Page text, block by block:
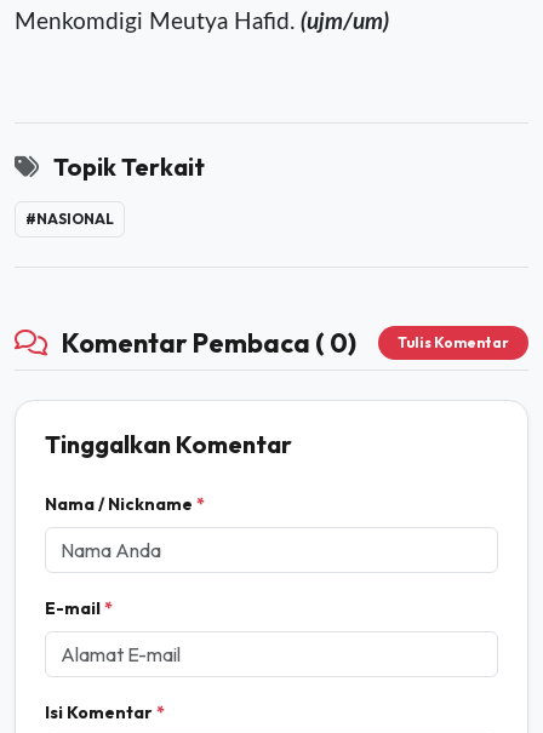
Menkomdigi Meutya Hafid. (ujm/um)
Topik Terkait
#NASIONAL
Komentar Pembaca ( 0) Tulis Komentar
Tinggalkan Komentar
Nama / Nickname *
E-mail*
Isi Komentar*